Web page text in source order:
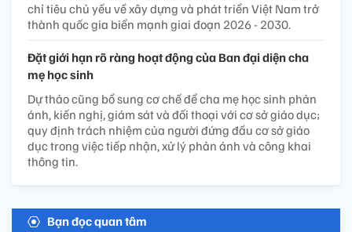
chỉ tiêu chủ yếu về xây dựng và phát triển Việt Nam trở
thành quốc gia biển mạnh giai đoạn 2026 - 2030.
Đặt giới hạn rõ ràng hoạt động của Ban đại diện cha
mẹ học sinh
Dự thảo cũng bổ sung cơ chế để cha mẹ học sinh phản
ánh, kiến nghị, giám sát và đối thoại với cơ sở giáo dục;
quy định trách nhiệm của người đứng đầu cơ sở giáo
dục trong việc tiếp nhận, xử lý phản ánh và công khai
thông tin.
Bạn đọc quan tâm